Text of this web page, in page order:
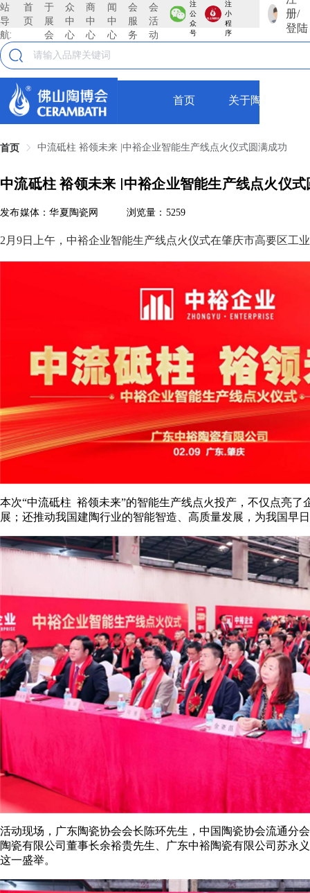
站
导
航:
首
页
于
展
会
众
中
心
商
中
心
闻
中
心
会
服
务
会
活
动
注
公
众
号
注
小
程
序
册/
登陆
首页 关于陶博会
首页 中流砥柱 裕领未来 |中裕企业智能生产线点火仪式圆满成功
中流砥柱 裕领未来 |中裕企业智能生产线点火仪式
发布媒体：华夏陶瓷网 浏览量：5259
2月9日上午，中裕企业智能生产线点火仪式在肇庆市高要区工
本次“中流砥柱 裕领未来”的智能生产线点火投产，不仅点亮
展；还推动我国建陶行业的智能智造、高质量发展，为我国早
活动现场，广东陶瓷协会会长陈环先生，中国陶瓷协会流通分
陶瓷有限公司董事长余裕贵先生、广东中裕陶瓷有限公司苏永
这一盛举。